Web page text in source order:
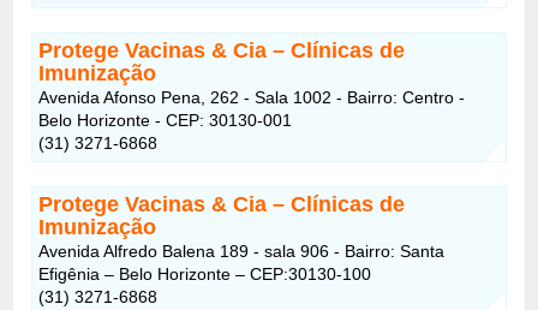
Protege Vacinas & Cia – Clínicas de
Imunização
Avenida Afonso Pena, 262 - Sala 1002 - Bairro: Centro -
Belo Horizonte - CEP: 30130-001
(31) 3271-6868
Protege Vacinas & Cia – Clínicas de
Imunização
Avenida Alfredo Balena 189 - sala 906 - Bairro: Santa
Efigênia – Belo Horizonte – CEP:30130-100
(31) 3271-6868